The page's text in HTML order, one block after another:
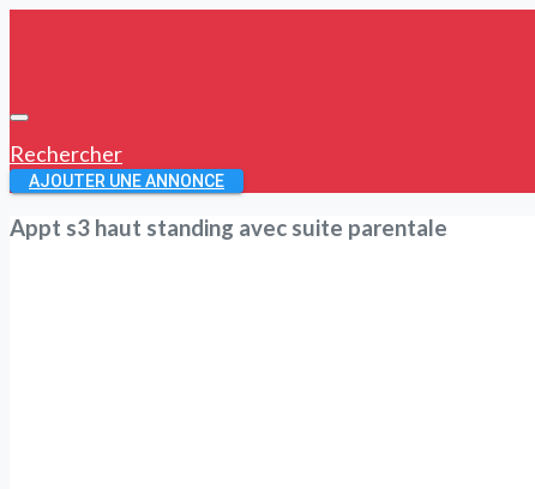
Rechercher
AJOUTER UNE ANNONCE
Appt s3 haut standing avec suite parentale